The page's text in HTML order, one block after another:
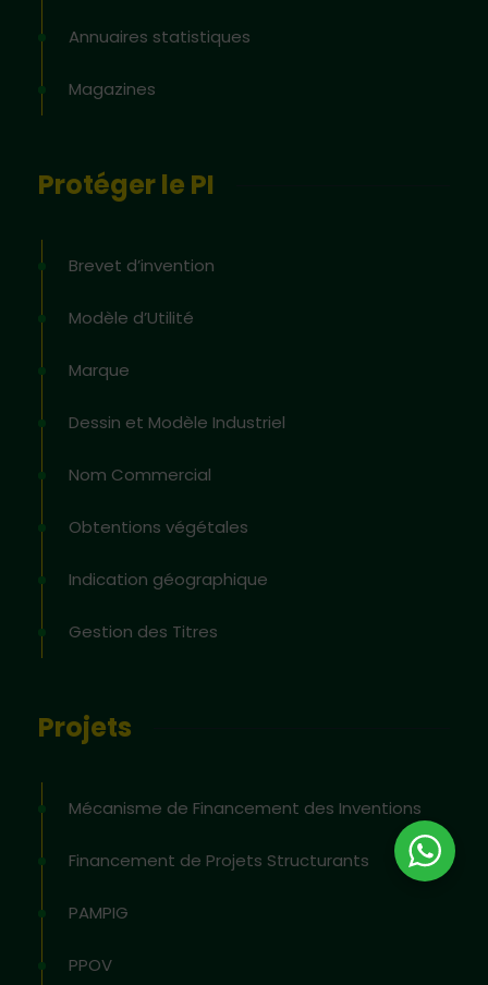
Annuaires statistiques
Magazines
Protéger le PI
Brevet d’invention
Modèle d’Utilité
Marque
Dessin et Modèle Industriel
Nom Commercial
Obtentions végétales
Indication géographique
Gestion des Titres
Projets
Mécanisme de Financement des Inventions
Financement de Projets Structurants
PAMPIG
PPOV